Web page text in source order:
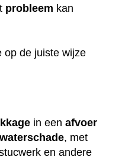
probleem kan
op de juiste wijze
in een afvoer
waterschade, met
en andere